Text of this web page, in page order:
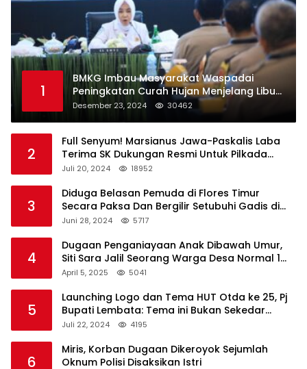
1
BMKG Imbau Masyarakat Waspadai
Peningkatan Curah Hujan Menjelang Libur
Natal dan Tahun Baru
Desember 23, 2024 30462
2
Full Senyum! Marsianus Jawa-Paskalis Laba
Terima SK Dukungan Resmi Untuk Pilkada
Lembata
Juli 20, 2024 18952
3
Diduga Belasan Pemuda di Flores Timur
Secara Paksa Dan Bergilir Setubuhi Gadis di
Bawah Umur
Juni 28, 2024 5717
4
Dugaan Penganiayaan Anak Dibawah Umur,
Siti Sara Jalil Seorang Warga Desa Normal 1
Melapor ke Polisi
April 5, 2025 5041
5
Launching Logo dan Tema HUT Otda ke 25, Pj
Bupati Lembata: Tema ini Bukan Sekedar
Refleksi Semalam
Juli 22, 2024 4195
6
Miris, Korban Dugaan Dikeroyok Sejumlah
Oknum Polisi Disaksikan Istri